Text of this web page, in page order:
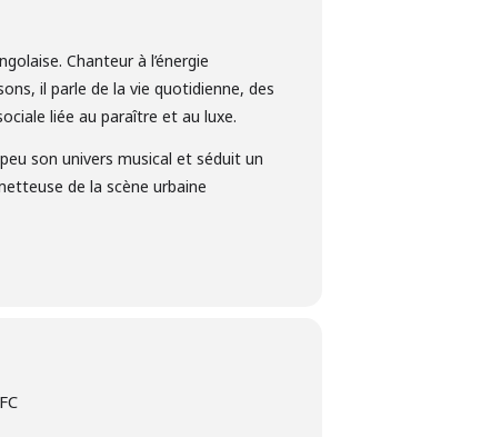
Chanteur à l’énergie
il parle de la vie quotidienne, des
liée au paraître et au luxe.
son univers musical et séduit un
de la scène urbaine